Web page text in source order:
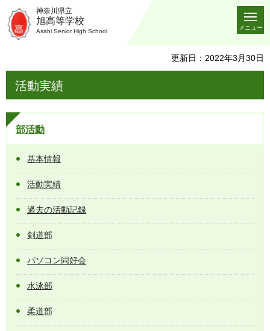
神奈川県立
旭高等学校
Asahi Senior High School
メニュー
更新日：2022年3月30日
活動実績
部活動
基本情報
活動実績
過去の活動記録
剣道部
パソコン同好会
水泳部
柔道部